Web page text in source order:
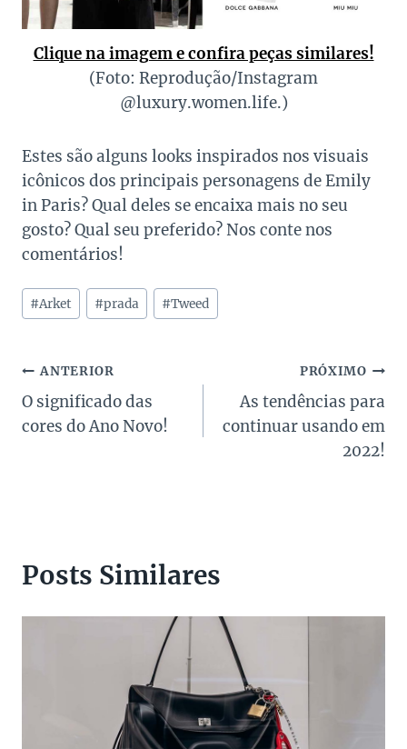
Clique na imagem e confira peças similares!
(Foto: Reprodução/Instagram
@luxury.women.life.)
Estes são alguns looks inspirados nos visuais
icônicos dos principais personagens de Emily
in Paris? Qual deles se encaixa mais no seu
gosto? Qual seu preferido? Nos conte nos
comentários!
Tags
do
#Arket #prada #Tweed
Navegação
de
ANTERIOR
O significado das
cores do Ano Novo!
PRÓXIMO
As tendências para
continuar usando em
2022!
Posts Similares